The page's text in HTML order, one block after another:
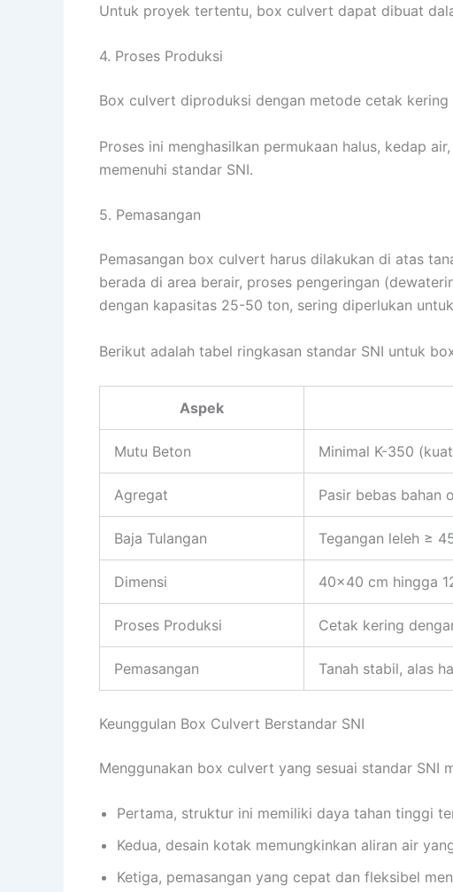
Untuk proyek tertentu, box culvert dapat dibuat
4. Proses Produksi
Box culvert diproduksi dengan metode cetak
Proses ini menghasilkan permukaan halus, kedap
memenuhi standar SNI.
5. Pemasangan
Pemasangan box culvert harus dilakukan di atas
berada di area berair, proses pengeringan
dengan kapasitas 25-50 ton, sering diperlukan
Berikut adalah tabel ringkasan standar SNI untuk
Aspek
Mutu Beton Minimal K-350
Agregat Pasir bebas bahan
Baja Tulangan Tegangan leleh ≥
Dimensi 40×40 cm hingga
Proses Produksi Cetak kering
Pemasangan Tanah stabil, alas
Keunggulan Box Culvert Berstandar SNI
Menggunakan box culvert yang sesuai standar SNI
Pertama, struktur ini memiliki daya tahan tinggi
Kedua, desain kotak memungkinkan aliran air
Ketiga, pemasangan yang cepat dan fleksibel